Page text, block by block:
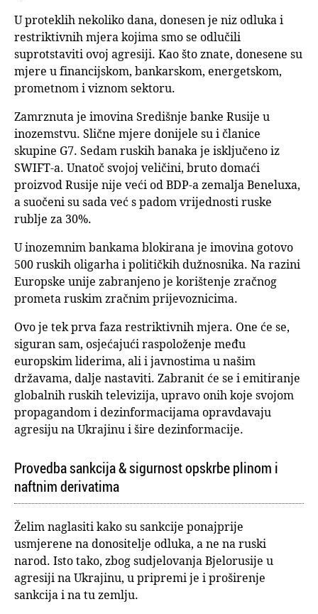
U proteklih nekoliko dana, donesen je niz odluka i
restriktivnih mjera kojima smo se odlučili
suprotstaviti ovoj agresiji. Kao što znate, donesene su
mjere u financijskom, bankarskom, energetskom,
prometnom i viznom sektoru.
Zamrznuta je imovina Središnje banke Rusije u
inozemstvu. Slične mjere donijele su i članice
skupine G7. Sedam ruskih banaka je isključeno iz
SWIFT-a. Unatoč svojoj veličini, bruto domaći
proizvod Rusije nije veći od BDP-a zemalja Beneluxa,
a suočeni su sada već s padom vrijednosti ruske
rublje za 30%.
U inozemnim bankama blokirana je imovina gotovo
500 ruskih oligarha i političkih dužnosnika. Na razini
Europske unije zabranjeno je korištenje zračnog
prometa ruskim zračnim prijevoznicima.
Ovo je tek prva faza restriktivnih mjera. One će se,
siguran sam, osjećajući raspoloženje među
europskim liderima, ali i javnostima u našim
državama, dalje nastaviti. Zabranit će se i emitiranje
globalnih ruskih televizija, upravo onih koje svojom
propagandom i dezinformacijama opravdavaju
agresiju na Ukrajinu i šire dezinformacije.
Provedba sankcija & sigurnost opskrbe plinom i
naftnim derivatima
Želim naglasiti kako su sankcije ponajprije
usmjerene na donositelje odluka, a ne na ruski
narod. Isto tako, zbog sudjelovanja Bjelorusije u
agresiji na Ukrajinu, u pripremi je i proširenje
sankcija i na tu zemlju.